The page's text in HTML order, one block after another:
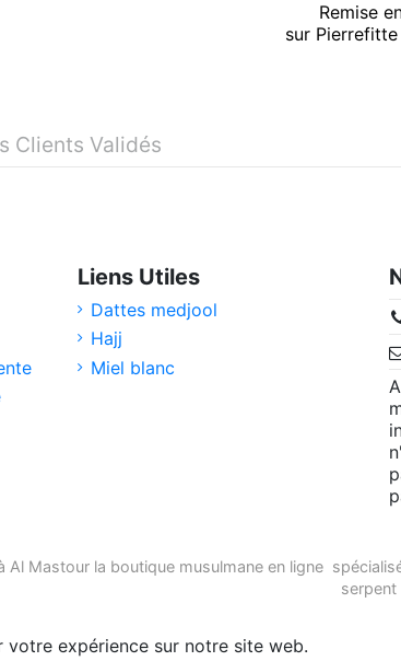
Remise
sur
Clients Validés
Liens Utiles
Dattes medjool
Hajj
Miel blanc
Al Mastour la boutique musulmane en ligne
serpent
expérience sur notre site web.